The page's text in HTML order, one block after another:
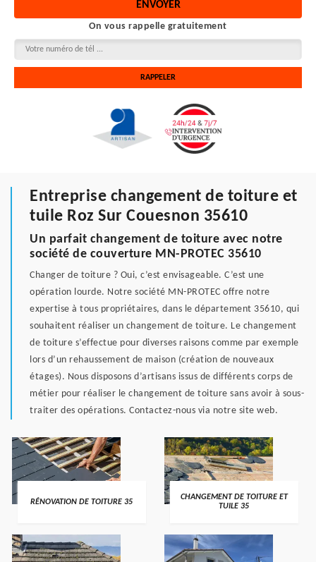
On vous rappelle gratuitement
Entreprise changement de toiture et
tuile Roz Sur Couesnon 35610
Un parfait changement de toiture avec notre
société de couverture MN-PROTEC 35610
Changer de toiture ? Oui, c’est envisageable. C’est une
opération lourde. Notre société MN-PROTEC offre notre
expertise à tous propriétaires, dans le département 35610, qui
souhaitent réaliser un changement de toiture. Le changement
de toiture s’effectue pour diverses raisons comme par exemple
lors d’un rehaussement de maison (création de nouveaux
étages). Nous disposons d’artisans issus de différents corps de
métier pour réaliser le changement de toiture sans avoir à sous-
traiter des opérations. Contactez-nous via notre site web.
RÉNOVATION DE TOITURE 35
CHANGEMENT DE TOITURE ET
TUILE 35